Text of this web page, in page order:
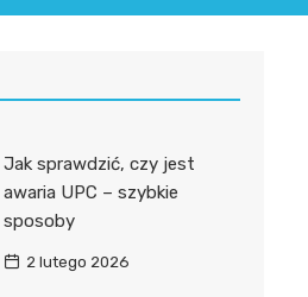
Jak sprawdzić, czy jest
awaria UPC – szybkie
sposoby
2 lutego 2026